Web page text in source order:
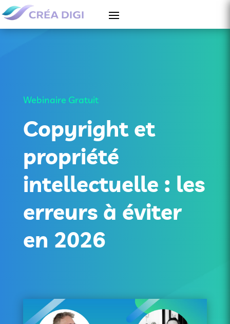
Webinaire Gratuit
Copyright et
propriété
intellectuelle : les
erreurs à éviter
en 2026